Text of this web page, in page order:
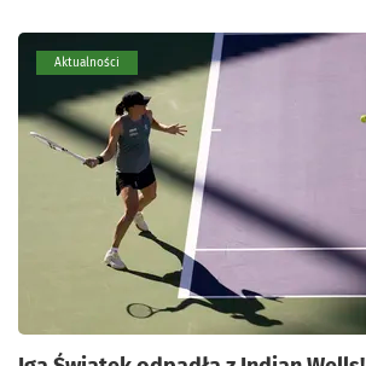
Aktualności